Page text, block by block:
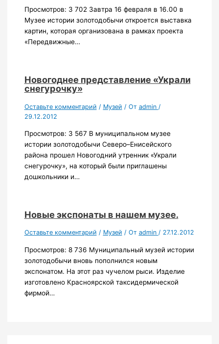
Просмотров: 3 702 Завтра 16 февраля в 16.00 в
Музее истории золотодобычи откроется выставка
картин, которая организована в рамках проекта
«Передвижные…
Новогоднее представление «Украли
снегурочку»
Оставьте комментарий / Музей / От admin /
29.12.2012
Просмотров: 3 567 В муниципальном музее
истории золотодобычи Северо–Енисейского
района прошел Новогодний утренник «Украли
снегурочку», на который были приглашены
дошкольники и…
Новые экспонаты в нашем музее.
Оставьте комментарий / Музей / От admin / 27.12.2012
Просмотров: 8 736 Муниципальный музей истории
золотодобычи вновь пополнился новым
экспонатом. На этот раз чучелом рыси. Изделие
изготовлено Красноярской таксидермической
фирмой…